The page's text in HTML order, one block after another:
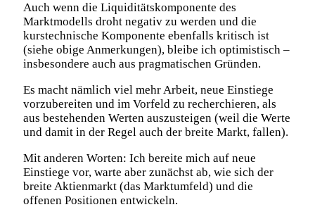
Auch wenn die Liquiditätskomponente des
Marktmodells droht negativ zu werden und die
kurstechnische Komponente ebenfalls kritisch ist
(siehe obige Anmerkungen), bleibe ich optimistisch –
insbesondere auch aus pragmatischen Gründen.
Es macht nämlich viel mehr Arbeit, neue Einstiege
vorzubereiten und im Vorfeld zu recherchieren, als
aus bestehenden Werten auszusteigen (weil die Werte
und damit in der Regel auch der breite Markt, fallen).
Mit anderen Worten: Ich bereite mich auf neue
Einstiege vor, warte aber zunächst ab, wie sich der
breite Aktienmarkt (das Marktumfeld) und die
offenen Positionen entwickeln.